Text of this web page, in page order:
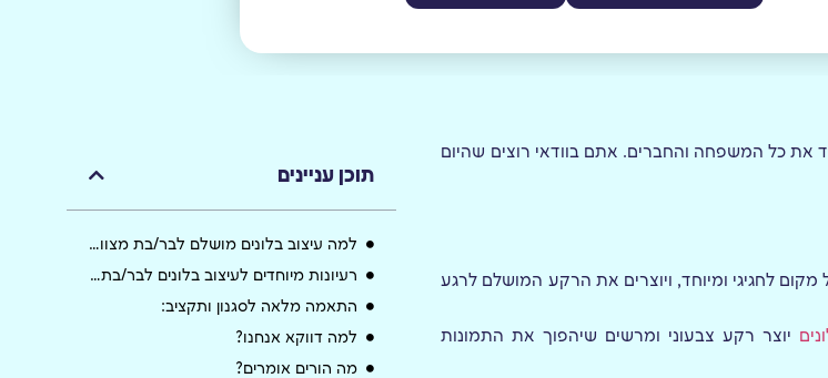
את כל המשפחה והחברים. אתם בוודאי רוצים שהיום
לחגיגי ומיוחד, ויוצרים את הרקע המושלם לרגע
יוצר רקע צבעוני ומרשים שיהפוך את התמונות
תוכן עניינים
למה עיצוב בלונים מושלם לבר/בת מצווה?
רעיונות מיוחדים לעיצוב בלונים לבר/בת מצווה:
התאמה מלאה לסגנון ותקציב:
למה דווקא אנחנו?
מה הורים אומרים?